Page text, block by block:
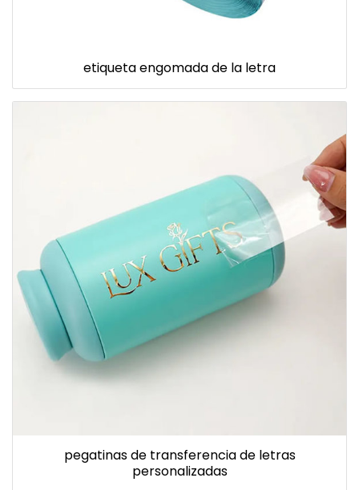
etiqueta engomada de la letra
pegatinas de transferencia de letras
personalizadas